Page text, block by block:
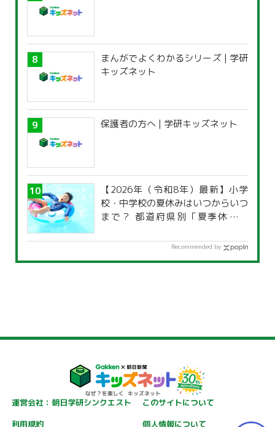
まんがでよくわかるシリーズ | 学研
キッズネット
保護者の方へ | 学研キッズネット
【2026年（令和8年）最新】小学
校・中学校の夏休みはいつからいつ
まで？ 都道府県別「夏季休暇一
Recommended by
運営会社：朝日学研シンクエスト
このサイトについて
利用規約
個人情報について